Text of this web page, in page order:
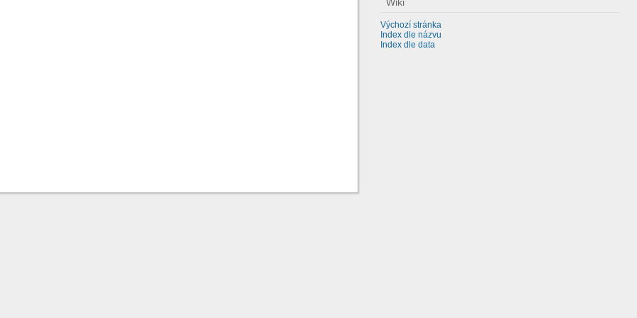
Výchozí stránka
Index dle názvu
Index dle data